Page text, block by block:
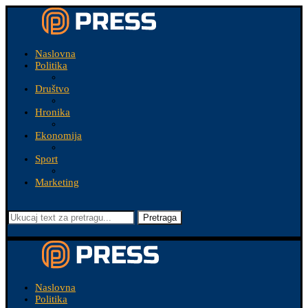
Naslovna
Politika
Društvo
Hronika
Ekonomija
Sport
Marketing
Pretraga
Naslovna
Politika